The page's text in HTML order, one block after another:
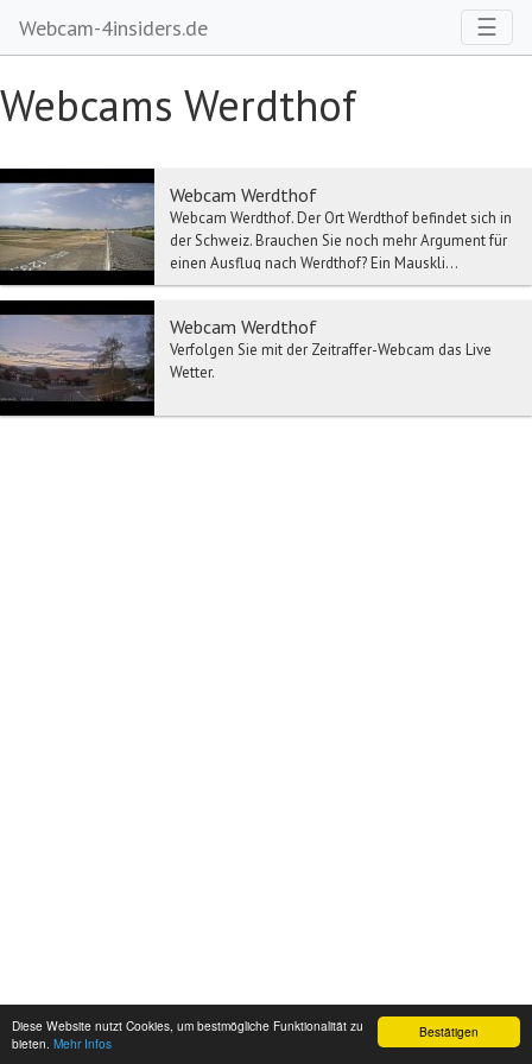
Bestätigen
Diese Website nutzt Cookies, um bestmögliche Funktionalität zu
bieten. Mehr Infos
Webcam-4insiders.de ☰
Webcams Werdthof
Webcam Werdthof
Webcam Werdthof. Der Ort Werdthof befindet sich in
der Schweiz. Brauchen Sie noch mehr Argument für
einen Ausflug nach Werdthof? Ein Mauskli...
Webcam Werdthof
Verfolgen Sie mit der Zeitraffer-Webcam das Live
Wetter.